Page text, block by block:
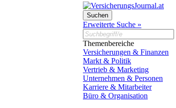
Erweiterte Suche »
Themenbereiche
Versicherungen & Finanzen
Markt & Politik
Vertrieb & Marketing
Unternehmen & Personen
Karriere & Mitarbeiter
Büro & Organisation